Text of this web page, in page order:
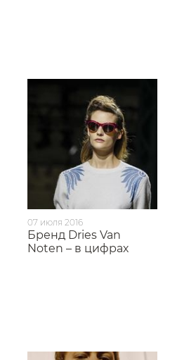
07 июля 2016
Бренд Dries Van
Noten – в цифрах